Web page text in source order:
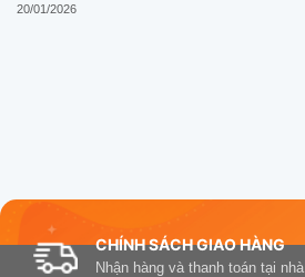
20/01/2026
CHÍNH SÁCH GIAO HÀNG
Nhận hàng và thanh toán tại nhà